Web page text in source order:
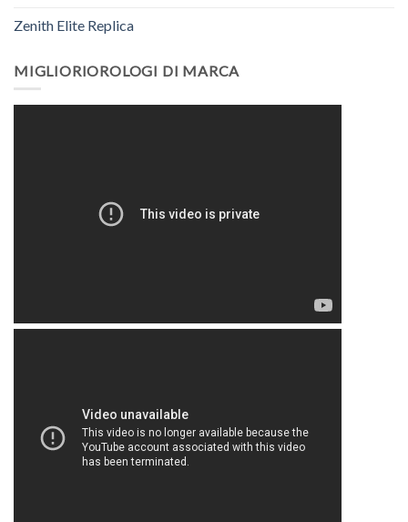
Zenith Elite Replica
MIGLIORIOROLOGI DI MARCA